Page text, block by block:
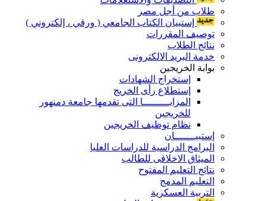
طلاب من أجل مصر
إستبيان الكتاب الجامعي ( ورقي ، إلكتروني )
توصيف المقررات
نتائج الطلاب
خدمة البريد الالكترونى
بوابة الخريجين
إستخراج الشهادات
إستطلاع رأى الخريج
المزايـــــــــا التى تقدمها جامعة دمنهور
للخريجين
نظام توظيف الخريجين
إستبيـــــــان
البرامج الدراسية للدراسات العليا
الميثاق الاخلاقى للطالب
نتائج التعليم المفتوح
التعليم المدمج
التربية العسكرية